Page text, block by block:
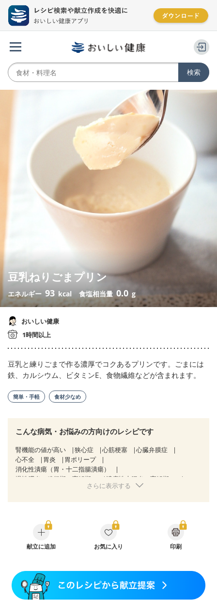
豆乳ねりごまプリン
エネルギー 93 kcal 食塩相当量 0.0 g
おいしい健康
1時間以上
豆乳と練りごまで作る濃厚でコクあるプリンです。ごまには
鉄、カルシウム、ビタミンE、食物繊維などが含まれます。
簡単・手軽 食材少なめ
こんな病気・お悩みの方向けのレシピです
腎機能の値が高い 狭心症 心筋梗塞
心臓弁膜症
心不全
胃炎
胃ポリープ
消化性潰瘍（胃・十二指腸潰瘍）
慢性膵炎（移行期・寛解期）
潰瘍性大腸炎（寛解期）
過敏性腸症候群（IBS）
大腸がん治療を終えた方・経過観察中の方
大腸がん（抗がん剤治療中）
大腸がん（放射線治療中）
飲み込みにくい
食欲がない
関節リウマチ
さらに表示する
献立に追加 お気に入り 印刷